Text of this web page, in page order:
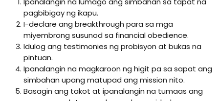
pagbibigay ng ikapu.
I-declare ang breakthrough para sa mga
miyembrong susunod sa financial obedience.
Idulog ang testimonies ng probisyon at bukas na
pintuan.
Ipanalangin na magkaroon ng higit pa sa sapat ang
simbahan upang matupad ang mission nito.
Basagin ang takot at ipanalangin na tumaas ang